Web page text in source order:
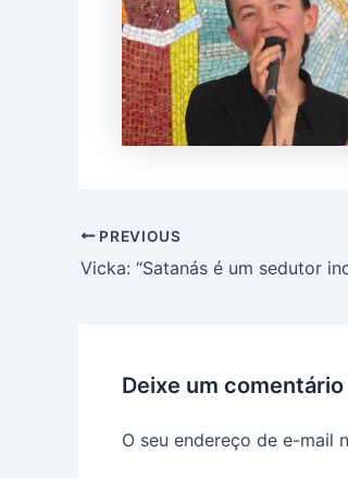
PREVIOUS
Vicka: “Satanás é um sedutor
Deixe um comentário
O seu endereço de e-mail